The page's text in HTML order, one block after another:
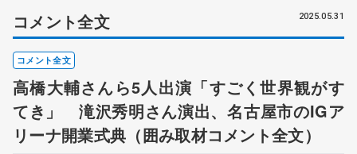
コメント全文 2025.05.31
コメント全文
高橋大輔さんら5人出演「すごく世界観がす
てき」 滝沢秀明さん演出、名古屋市のIGア
リーナ開業式典（囲み取材コメント全文）